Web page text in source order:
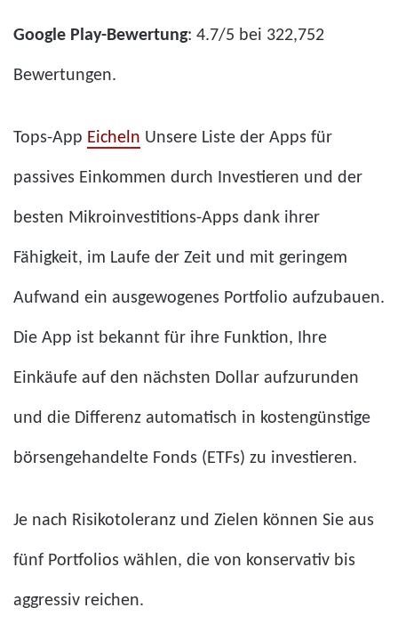
Google Play-Bewertung: 4.7/5 bei 322,752
Bewertungen.
Tops-App Eicheln Unsere Liste der Apps für
passives Einkommen durch Investieren und der
besten Mikroinvestitions-Apps dank ihrer
Fähigkeit, im Laufe der Zeit und mit geringem
Aufwand ein ausgewogenes Portfolio aufzubauen.
Die App ist bekannt für ihre Funktion, Ihre
Einkäufe auf den nächsten Dollar aufzurunden
und die Differenz automatisch in kostengünstige
börsengehandelte Fonds (ETFs) zu investieren.
Je nach Risikotoleranz und Zielen können Sie aus
fünf Portfolios wählen, die von konservativ bis
aggressiv reichen.